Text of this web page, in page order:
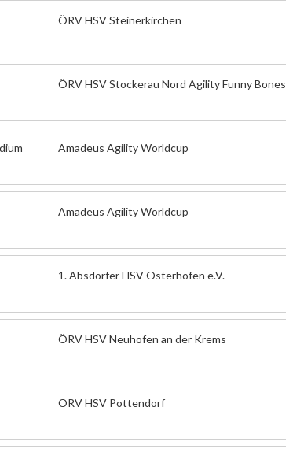
ÖRV HSV Steinerkirchen
ÖRV HSV Stockerau Nord Agility Funny Bones
Amadeus Agility Worldcup
Amadeus Agility Worldcup
1. Absdorfer HSV Osterhofen e.V.
ÖRV HSV Neuhofen an der Krems
ÖRV HSV Pottendorf